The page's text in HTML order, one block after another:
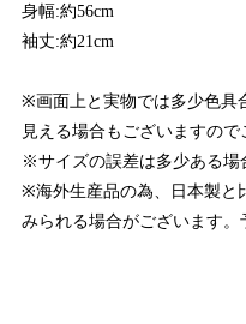
身幅:約56cm
袖丈:約21cm
※画面上と実物では多少色具
見える場合もございますので
※サイズの誤差は多少ある場
※海外生産品の為、日本製と
みられる場合がございます。